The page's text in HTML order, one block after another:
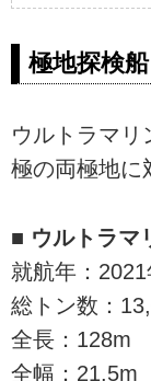
極地探検
ウルトラマリ
極の両極地に
■ ウルトラマ
就航年：
総トン数：
全長：128m
全幅：21.5m